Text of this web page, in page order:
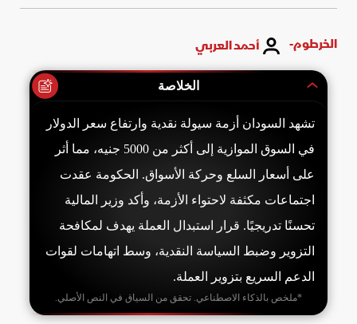
الخرطوم- أحمد العربي
الخلاصة
تشهد السودان أزمة سيولة نقدية وارتفاع سعر الدولار
في السوق الموازية إلى أكثر من 5000 جنيه، مما أثر
على أسعار السلع وحركة الأسواق. الحكومة عقدت
اجتماعات مكثفة لاحتواء الأزمة، وأكد وزير المالية
تحسنًا تدريجيًا. قرار استبدال العملة يهدف لمكافحة
التزوير وضبط السياسة النقدية، وسط اتهامات لقوات
الدعم السريع بتزوير العملة.
*ملخص بالذكاء الاصطناعي. تحقق من السياق في النص الأصلي.